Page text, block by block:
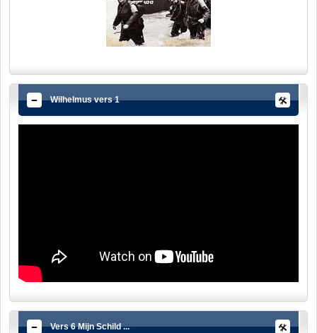
Wilhelmus vers 1
Vers 6 Mijn Schild ...